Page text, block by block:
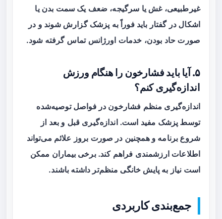
غیرطبیعی، غش یا سرگیجه، ضعف یک سمت بدن یا
اشکال در گفتار باید فوراً به پزشک گزارش شوند و در
صورت حاد بودن، خدمات اورژانس تماس گرفته شود.
۵. آیا باید فشارخون را هنگام ورزش
اندازه‌گیری کنم؟
اندازه‌گیری منظم فشارخون در فواصل توصیه‌شده
توسط پزشک مفید است. اندازه‌گیری قبل و بعد از
شروع برنامه و همچنین در صورت بروز علائم می‌تواند
اطلاعات ارزشمندی فراهم کند. برخی بیماران ممکن
است نیاز به پایش خانگی منظم‌تر داشته باشند.
جمع‌بندی کاربردی